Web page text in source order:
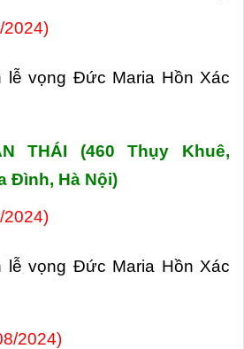
2024)
lễ vọng Đức Maria Hồn Xác
THÁI (460 Thụy Khuê,
Đình, Hà Nội)
2024)
lễ vọng Đức Maria Hồn Xác
2024)